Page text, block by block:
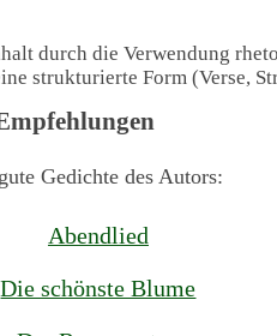
durch die Verwendung
strukturierte Form (Verse,
Gedichte des Autors:
Abendlied
Die schönste Blume